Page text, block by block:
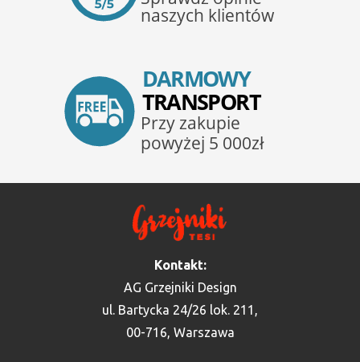
Kontakt:
AG Grzejniki Design
ul. Bartycka 24/26 lok. 211,
00-716, Warszawa